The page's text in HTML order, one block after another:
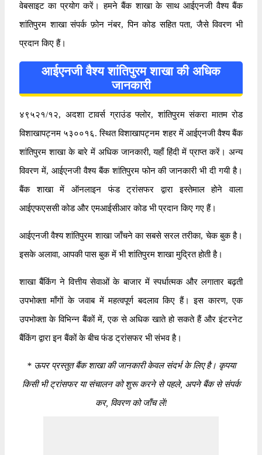
वेबसाइट का प्रयोग करें। हमने बैंक शाखा के साथ आईएनजी वैश्य बैंक
शांतिपुरम शाखा संपर्क फ़ोन नंबर, पिन कोड सहित पता, जैसे विवरण भी
प्रदान किए हैं।
आईएनजी वैश्य शांतिपुरम शाखा की अधिक
जानकारी
४९५२१/१२, अदशा टावर्स ग्राउंड फ्लोर, शांतिपुरम संकरा मातम रोड
विशाखापट्नम ५३००१६. स्थित विशाखापट्नम शहर में आईएनजी वैश्य बैंक
शांतिपुरम शाखा के बारे में अधिक जानकारी, यहाँ हिंदी में प्राप्त करें। अन्य
विवरण में, आईएनजी वैश्य बैंक शांतिपुरम फोन की जानकारी भी दी गयी है।
बैंक शाखा में ऑनलाइन फंड ट्रांसफर द्वारा इस्तेमाल होने वाला
आईएफएससी कोड और एमआईसीआर कोड भी प्रदान किए गए हैं।
आईएनजी वैश्य शांतिपुरम शाखा जाँचने का सबसे सरल तरीका, चेक बुक है।
इसके अलावा, आपकी पास बुक में भी शांतिपुरम शाखा मुद्रित होती है।
शाखा बैंकिंग ने वित्तीय सेवाओं के बाजार में स्पर्धात्मक और लगातार बढ़ती
उपभोक्ता माँगों के जवाब में महत्वपूर्ण बदलाव किए हैं। इस कारण, एक
उपभोक्ता के विभिन्न बैंकों में, एक से अधिक खाते हो सकते हैं और इंटरनेट
बैंकिंग द्वारा इन बैंकों के बीच फंड ट्रांसफर भी संभव है।
*ऊपर प्रस्तुत बैंक शाखा की जानकारी केवल संदर्भ के लिए है। कृपया
किसी भी ट्रांसफर या संचालन को शुरू करने से पहले, अपने बैंक से संपर्क
कर, विवरण को जाँच लें!